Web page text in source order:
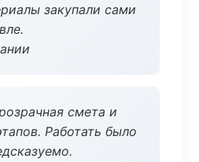
закупали сами
смета и
Работать было